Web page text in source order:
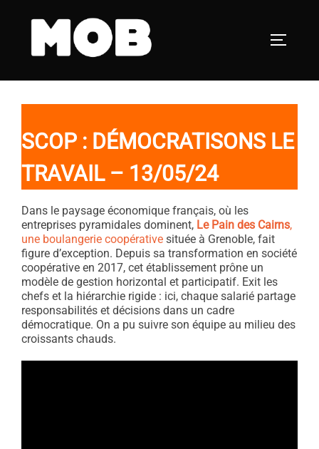
SCOP : DÉMOCRATISONS LE
TRAVAIL – 13/05/24
Dans le paysage économique français, où les
entreprises pyramidales dominent, Le Pain des Cairns,
une boulangerie coopérative située à Grenoble, fait
figure d’exception. Depuis sa transformation en société
coopérative en 2017, cet établissement prône un
modèle de gestion horizontal et participatif. Exit les
chefs et la hiérarchie rigide : ici, chaque salarié partage
responsabilités et décisions dans un cadre
démocratique. On a pu suivre son équipe au milieu des
croissants chauds.